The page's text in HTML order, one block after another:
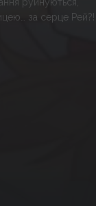
за серце Рей?!